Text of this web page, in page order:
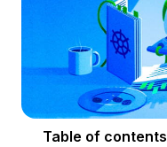
Table of contents